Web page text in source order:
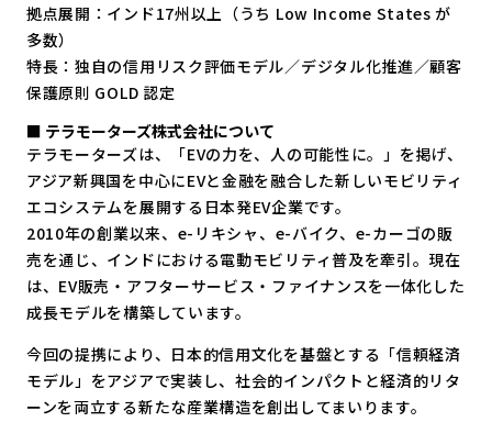
拠点展開：インド17州以上（うち Low Income States が
多数）
特長：独自の信用リスク評価モデル／デジタル化推進／顧客
保護原則 GOLD 認定
■ テラモーターズ株式会社について
テラモーターズは、「EVの力を、人の可能性に。」を掲げ、
アジア新興国を中心にEVと金融を融合した新しいモビリティ
エコシステムを展開する日本発EV企業です。
2010年の創業以来、e-リキシャ、e-バイク、e-カーゴの販
売を通じ、インドにおける電動モビリティ普及を牽引。現在
は、EV販売・アフターサービス・ファイナンスを一体化した
成長モデルを構築しています。
今回の提携により、日本的信用文化を基盤とする「信頼経済
モデル」をアジアで実装し、社会的インパクトと経済的リタ
ーンを両立する新たな産業構造を創出してまいります。